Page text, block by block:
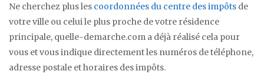
Ne cherchez plus les coordonnées du centre des impôts de
votre ville ou celui le plus proche de votre résidence
principale, quelle-demarche.com a déjà réalisé cela pour
vous et vous indique directement les numéros de téléphone,
adresse postale et horaires des impôts.